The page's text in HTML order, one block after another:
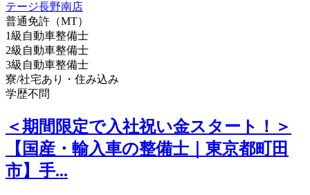
普通免許（MT）
1級自動車整備士
2級自動車整備士
3級自動車整備士
寮/社宅あり・住み込み
学歴不問
＜期間限定で入社祝い金スタート！＞
【国産・輸入車の整備士｜東京都町田
市】手...